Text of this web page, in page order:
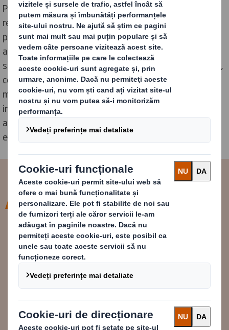
Pentru a realiza acest lucru, DS Smith accelerează
reducerea emisiilor de carbon ale propriilor operațiuni,
precum și ale partenerilor și furnizorilor săi, luându-și
angajamentul să reducă emisiile de gaze cu efect de
seră (GES), pe domeniile 1, 2 și 3, cu 46% până în 2030,
comparativ cu nivelurile din 2019. Aceste obiective vor
menține compania DS Smith, care este membră a
inițiativeiRace to Zeroa ONU, în conformitate cu
angajamentul său anterior de a atinge Net Zero**
emisii de carbon până în 2050.
Pentru următorii ani, DS Smith are
planuri ambițioase de creștere.
Compania se axează pe tranziția
către o economie circulară, iar
aceste angajamente sunt o parte
crucială a strategiei noastre de